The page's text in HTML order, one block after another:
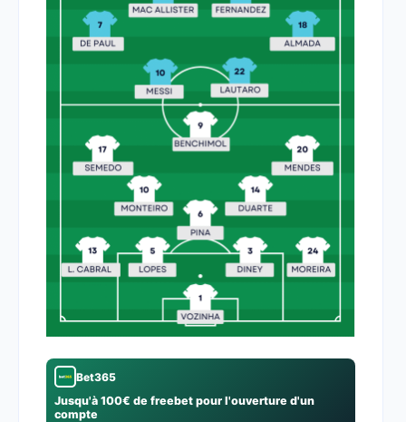
Bet365
Jusqu'à 100€ de freebet pour l'ouverture d'un
compte